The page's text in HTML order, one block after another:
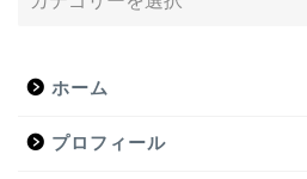
ホーム
プロフィール